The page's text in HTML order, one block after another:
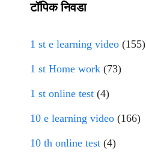
टॉपिक निवडा
1 st e learning video (155)
1 st Home work (73)
1 st online test (4)
10 e learning video (166)
10 th online test (4)